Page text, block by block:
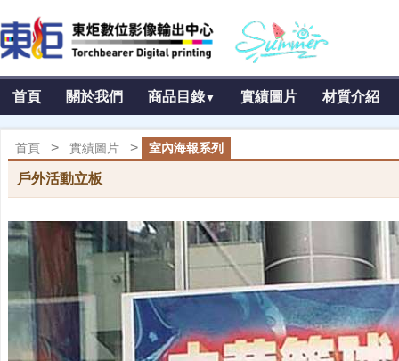
首頁 關於我們 商品目錄▼ 實績圖片 材質介紹
首頁 > 實績圖片 > 室內海報系列
戶外活動立板